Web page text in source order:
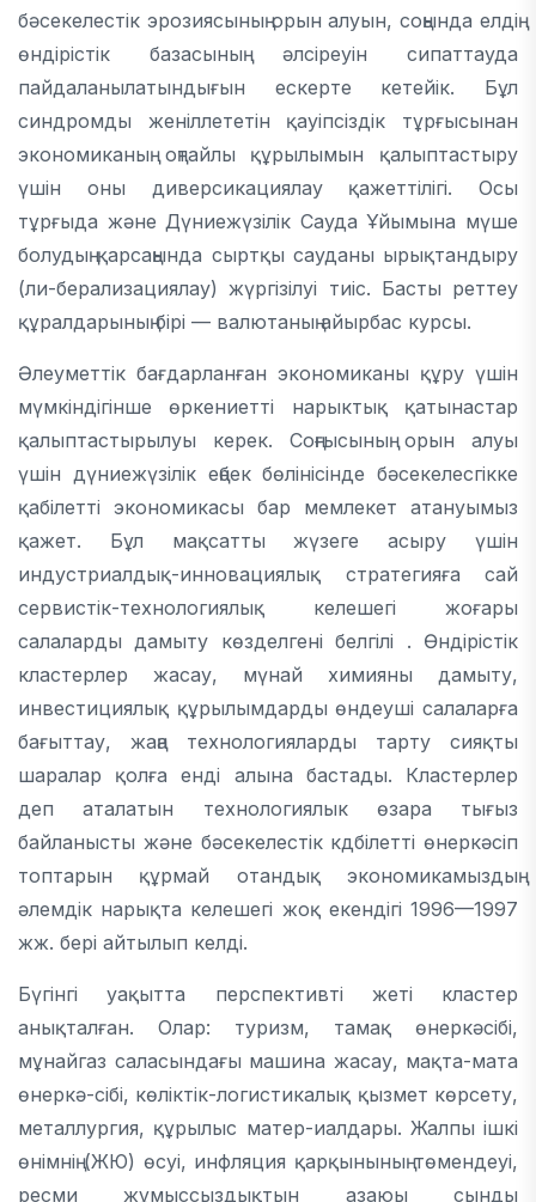
бәсекелестік эрозиясының орын алуын, соңында елдің
өндірістік базасының әлсіреуін сипаттауда
пайдаланылатындығын ескерте кетейік. Бұл
синдромды женіллететін қауіпсіздік тұрғысынан
экономиканың оңтайлы құрылымын қалыптастыру
үшін оны диверсикациялау қажеттілігі. Осы
тұрғыда және Дүниежүзілік Сауда Ұйымына мүше
болудың қарсаңында сыртқы сауданы ырықтандыру
(ли-берализациялау) жүргізілуі тиіс. Басты реттеу
құралдарының бірі — валютаның айырбас курсы.
Әлеуметтік бағдарланған экономиканы құру үшін
мүмкіндігінше өркениетті нарыктық қатынастар
қалыптастырылуы керек. Соңғысының орын алуы
үшін дүниежүзілік еңбек бөлінісінде бәсекелесгікке
қабілетті экономикасы бар мемлекет атануымыз
қажет. Бұл мақсатты жүзеге асыру үшін
индустриалдық-инновациялық стратегияға сай
сервистік-технологиялық келешегі жоғары
салаларды дамыту көзделгені белгілі . Өндірістік
кластерлер жасау, мүнай химияны дамыту,
инвестициялық құрылымдарды өндеуші салаларға
бағыттау, жаңа технологияларды тарту сияқты
шаралар қолға енді алына бастады. Кластерлер
деп аталатын технологиялык өзара тығыз
байланысты және бәсекелестік кдбілетті өнеркәсіп
топтарын құрмай отандық экономикамыздың
әлемдік нарықта келешегі жоқ екендігі 1996—1997
жж. бері айтылып келді.
Бүгінгі уақытта перспективті жеті кластер
анықталған. Олар: туризм, тамақ өнеркәсібі,
мұнайгаз саласындағы машина жасау, мақта-мата
өнеркә-сібі, көліктік-логистикалық қызмет көрсету,
металлургия, құрылыс матер-иалдары. Жалпы ішкі
өнімнің (ЖЮ) өсуі, инфляция қарқынының төмендеуі,
ресми жұмыссыздықтын азаюы сынды